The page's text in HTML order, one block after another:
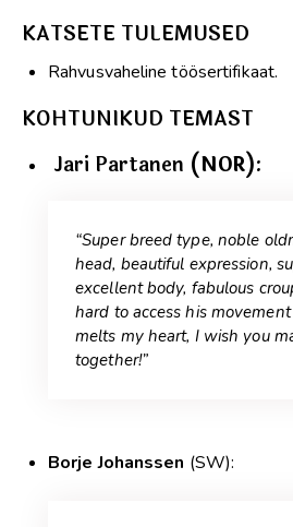
KATSETE TULEMUSED
Rahvusvaheline töösertifikaat.
KOHTUNIKUD TEMAST
Jari Partanen (NOR):
“Super breed type, noble
head, beautiful expression,
excellent body, fabulous
hard to access his
melts my heart, I wish you
together!”
Borje Johanssen (SW):